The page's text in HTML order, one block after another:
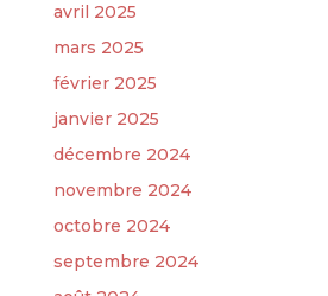
avril 2025
mars 2025
février 2025
janvier 2025
décembre 2024
novembre 2024
octobre 2024
septembre 2024